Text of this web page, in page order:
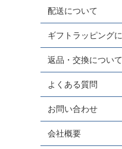
配送について
ギフトラッピング
返品・交換について
よくある質問
お問い合わせ
会社概要